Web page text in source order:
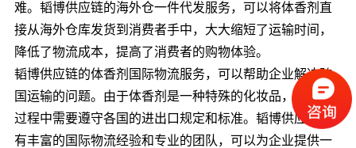
难。韬博供应链的海外仓一件代发服务，可以将体香剂直
接从海外仓库发货到消费者手中，大大缩短了运输时间，
降低了物流成本，提高了消费者的购物体验。
韬博供应链的体香剂国际物流服务，可以帮助企业解决跨
国运输的问题。由于体香剂是一种特殊的化妆品，其运输
过程中需要遵守各国的进出口规定和标准。韬博供应链拥
有丰富的国际物流经验和专业的团队，可以为企业提供一